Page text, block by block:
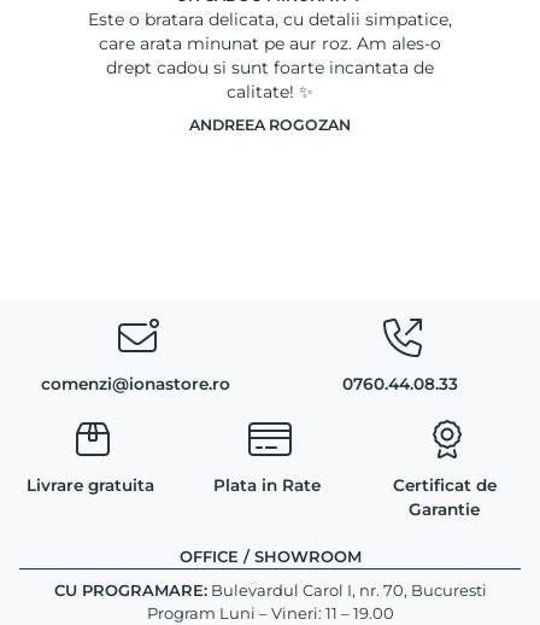
Este o bratara delicata, cu detalii simpatice,
care arata minunat pe aur roz. Am ales-o
drept cadou si sunt foarte incantata de
calitate! ✨
ANDREEA ROGOZAN
comenzi@ionastore.ro 0760.44.08.33
Livrare gratuita Plata in Rate
Certificat de
Garantie
OFFICE / SHOWROOM
CU PROGRAMARE:Bulevardul Carol I, nr. 70, Bucuresti
Program Luni – Vineri: 11 – 19.00